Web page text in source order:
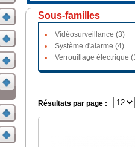
Sous-familles
Vidéosurveillance (3)
Système d'alarme (4)
Verrouillage électrique
Résultats par page :